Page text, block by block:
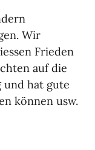
Wir
Frieden
auf die
und hat gute
können usw.